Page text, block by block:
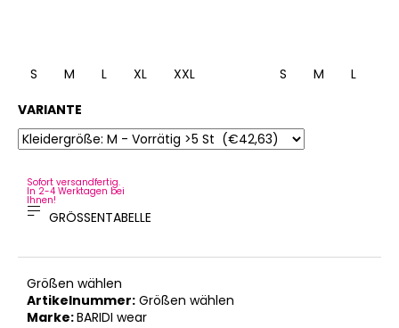
S M L XL XXL S M L
VARIANTE
Sofort versandfertig.
In 2-4 Werktagen bei
Ihnen!
GRÖSSENTABELLE
Größen wählen
Artikelnummer: Größen wählen
Marke:BARIDI wear